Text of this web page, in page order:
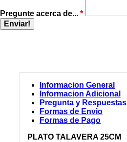
Pregunte acerca de... *
Enviar!
Informacion General
Informacion Adicional
Pregunta y Respuestas
Formas de Envio
Formas de Pago
PLATO TALAVERA 25CM